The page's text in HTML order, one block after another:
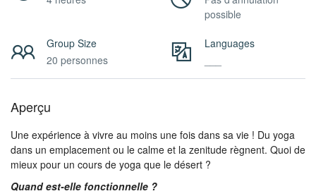
possible
Group Size
20 personnes
Languages
Aperçu
Une expérience à vivre au moins une fois dans sa vie ! Du yoga
dans un emplacement ou le calme et la zenitude règnent. Quoi de
mieux pour un cours de yoga que le désert ?
Quand est-elle fonctionnelle ?
Contact